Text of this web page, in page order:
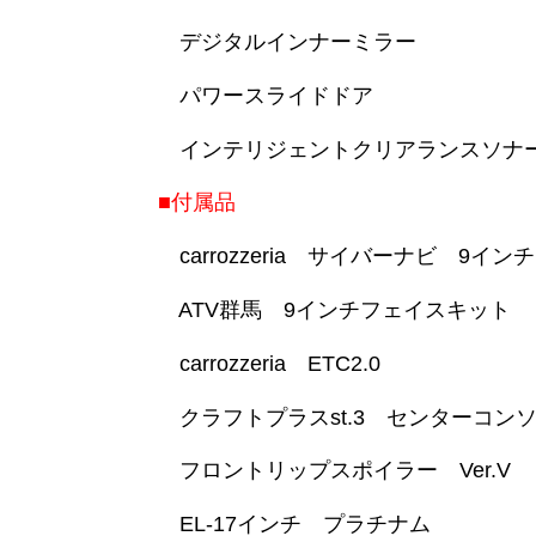
デジタルインナーミラー
パワースライドドア
インテリジェントクリアランスソナ
■付属品
carrozzeria サイバーナビ 9インチ
ATV群馬 9インチフェイスキット
carrozzeria ETC2.0
クラフトプラスst.3 センターコン
フロントリップスポイラー Ver.V
EL-17インチ プラチナム